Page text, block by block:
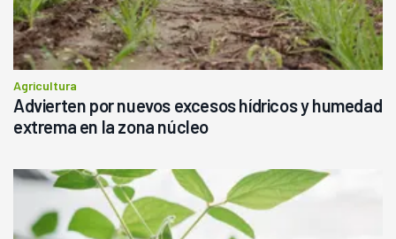
Agricultura
Advierten por nuevos excesos hídricos y humedad
extrema en la zona núcleo